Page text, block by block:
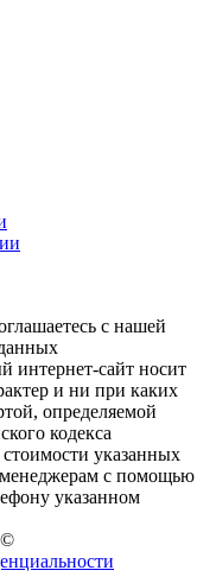
с нашей
интернет-сайт носит
и ни при каких
определяемой
кодекса
указанных
менеджерам с помощью
указанном
©